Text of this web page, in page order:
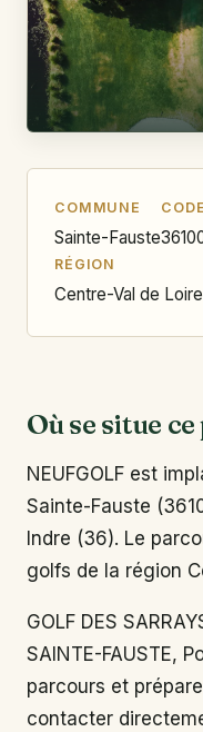
COMMUNE
Sainte-Fauste
RÉGION
Centre-Val de Loire
Où se situe
NEUFGOLF est
Sainte-Fauste
Indre (36). Le
golfs de la région
GOLF DES
SAINTE-FAUSTE,
parcours et
contacter